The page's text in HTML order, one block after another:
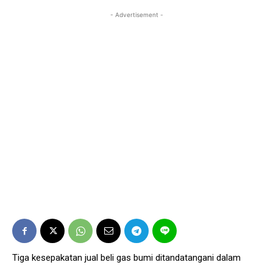
- Advertisement -
Tiga kesepakatan jual beli gas bumi ditandatangani dalam